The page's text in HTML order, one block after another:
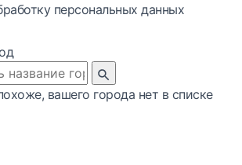
персональных данных
вашего города нет в списке